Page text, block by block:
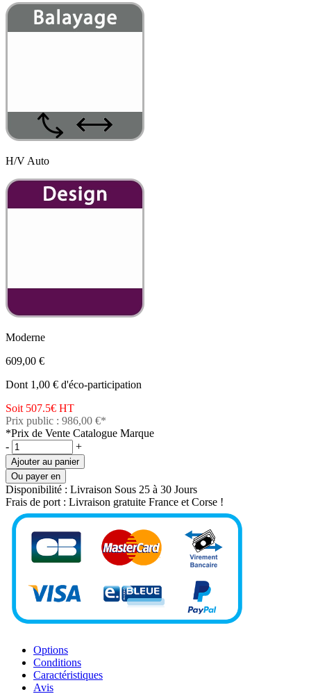
H/V Auto
Moderne
609,00 €
Dont 1,00 € d'éco-participation
Soit 507.5€ HT
Prix public : 986,00 €*
*Prix de Vente Catalogue Marque
-
+
Ajouter au panier
Ou payer en
Disponibilité : Livraison Sous 25 à 30 Jours
Frais de port : Livraison gratuite France et Corse !
Options
Conditions
Caractéristiques
Avis